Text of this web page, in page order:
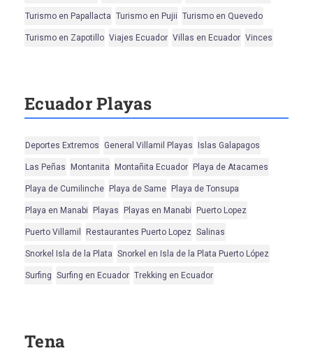
Turismo en Papallacta Turismo en Pujii Turismo en Quevedo
Turismo en Zapotillo Viajes Ecuador Villas en Ecuador Vinces
Ecuador Playas
Deportes Extremos General Villamil Playas Islas Galapagos
Las Peñas Montanita Montañita Ecuador Playa de Atacames
Playa de Cumilinche Playa de Same Playa de Tonsupa
Playa en Manabi Playas Playas en Manabi Puerto Lopez
Puerto Villamil Restaurantes Puerto Lopez Salinas
Snorkel Isla de la Plata Snorkel en Isla de la Plata Puerto López
Surfing Surfing en Ecuador Trekking en Ecuador
Tena